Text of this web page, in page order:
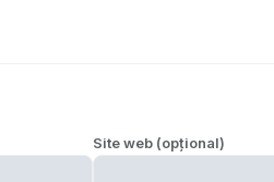
Site web (opțional)